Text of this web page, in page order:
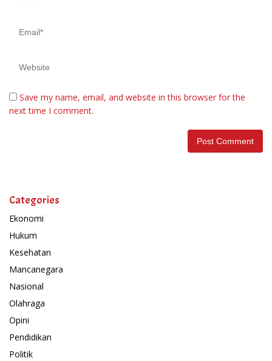
Save my name, email, and website in this browser for the
next time I comment.
Categories
Ekonomi
Hukum
Kesehatan
Mancanegara
Nasional
Olahraga
Opini
Pendidikan
Politik